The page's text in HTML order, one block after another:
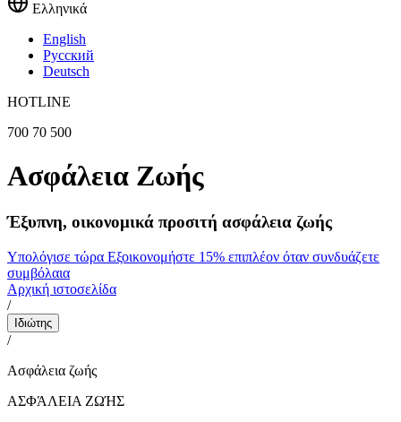
Ελληνικά
English
Русский
Deutsch
HOTLINE
700 70 500
Ασφάλεια Ζωής
Έξυπνη, οικονομικά προσιτή ασφάλεια ζωής
Υπολόγισε τώρα Εξοικονομήστε 15% επιπλέον όταν συνδυάζετε
συμβόλαια
Αρχική ιστοσελίδα
/
Ιδιώτης
/
Ασφάλεια ζωής
ΑΣΦΆΛΕΙΑ ΖΩΉΣ